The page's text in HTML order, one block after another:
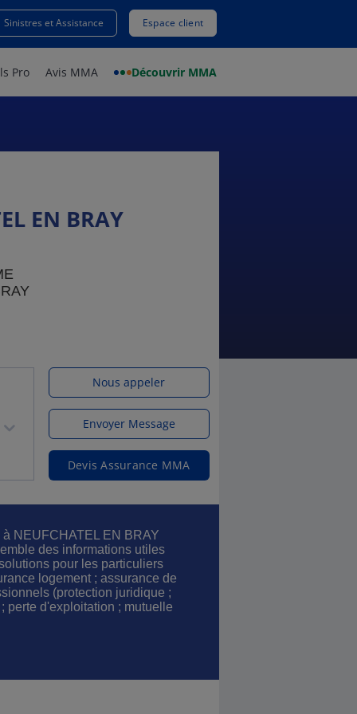
Sinistres et Assistance Espace client
Pro Avis MMA Découvrir MMA
EN BRAY
Nous appeler
Envoyer Message
Devis Assurance MMA
NEUFCHATEL EN BRAY
des informations utiles
pour les particuliers
logement ; assurance de
(protection juridique ;
perte d'exploitation ; mutuelle